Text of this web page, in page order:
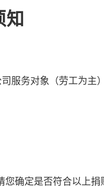
知
服务对象（劳工为主
确定是否符合以上捐